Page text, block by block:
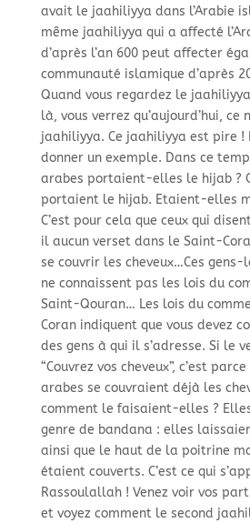
avait le jaahiliyya dans l’Arabie
même jaahiliyya qui a affecté
d’après l’an 600 peut affecter
communauté islamique d’après
Quand vous regardez le
là, vous verrez qu’aujourd’hui, ce
jaahiliyya. Ce jaahiliyya est pire !
donner un exemple. Dans ce
arabes portaient-elles le hijab ?
portaient le hijab. Etaient-elles
C’est pour cela que ceux qui
il aucun verset dans le Saint-
se couvrir les cheveux…Ces gens-
ne connaissent pas les lois du
Saint-Qouran… Les lois du
Coran indiquent que vous devez
des gens à qui il s’adresse. Si le
“Couvrez vos cheveux”, c’est
arabes se couvraient déjà les
comment le faisaient-elles ?
genre de bandana : elles
ainsi que le haut de la poitrine
étaient couverts. C’est ce qui
Rassoulallah ! Venez voir vos
et voyez comment le second